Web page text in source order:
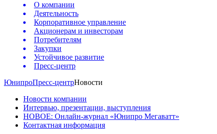
О компании
Деятельность
Корпоративное управление
Акционерам и инвесторам
Потребителям
Закупки
Устойчивое развитие
Пресс-центр
ЮнипроПресс-центрНовости
Новости компании
Интервью, презентации, выступления
НОВОЕ: Онлайн-журнал «Юнипро Мегаватт»
Контактная информация